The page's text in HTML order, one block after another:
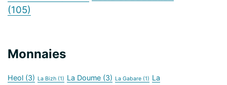
(105)
Monnaies
Heol (3) La Bizh (1) La Doume (3) La Gabare (1) La